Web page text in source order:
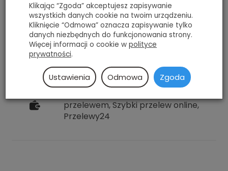
Historia ceny
89,99 zł 69,99 zł/ szt.
dodaj do koszyka
przelewem, Szybki przelew online,
Przelewy24
Klikając “Zgoda” akceptujesz zapisywanie
wszystkich danych cookie na twoim urządzeniu.
Kliknięcie “Odmowa” oznacza zapisywanie tylko
danych niezbędnych do funkcjonowania strony.
Więcej informacji o cookie w polityce
prywatności.
Ustawienia Odmowa Zgoda